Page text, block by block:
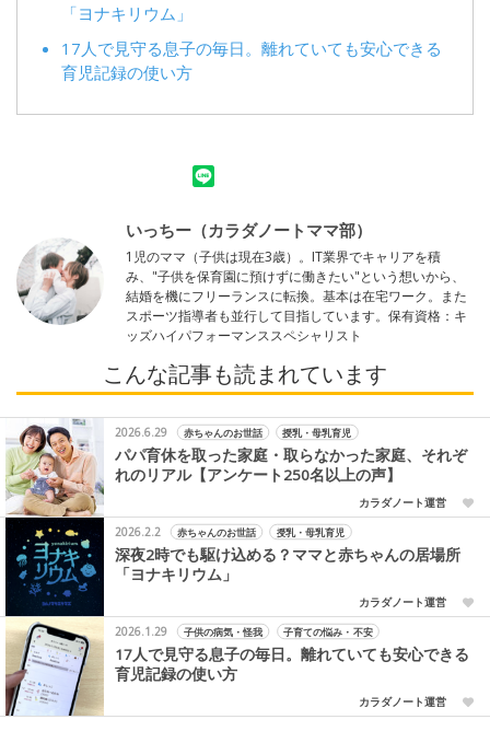
「ヨナキリウム」
17人で見守る息子の毎日。離れていても安心できる
育児記録の使い方
いっちー（カラダノートママ部）
1児のママ（子供は現在3歳）。IT業界でキャリアを積
み、"子供を保育園に預けずに働きたい"という想いから、
結婚を機にフリーランスに転換。基本は在宅ワーク。また
スポーツ指導者も並行して目指しています。保有資格：キ
ッズハイパフォーマンススペシャリスト
こんな記事も読まれています
2026.6.29 赤ちゃんのお世話 授乳・母乳育児
パパ育休を取った家庭・取らなかった家庭、それぞ
れのリアル【アンケート250名以上の声】
カラダノート運営
2026.2.2
赤ちゃんのお世話 授乳・母乳育児
深夜2時でも駆け込める？ママと赤ちゃんの居場所
「ヨナキリウム」
カラダノート運営
2026.1.29
子供の病気・怪我 子育ての悩み・不安
17人で見守る息子の毎日。離れていても安心できる
育児記録の使い方
カラダノート運営